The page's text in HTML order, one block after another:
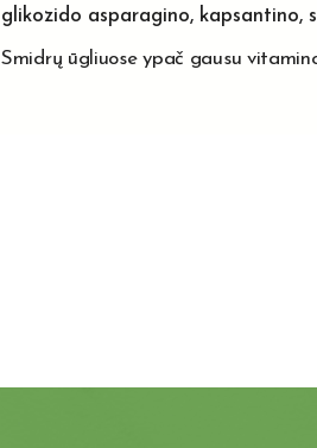
glikozido asparagino, kapsantino,
Smidrų ūgliuose ypač gausu